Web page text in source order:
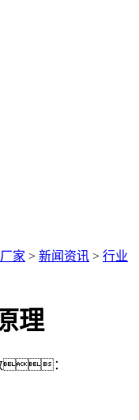
家 > 新闻资讯 > 行业
理
：